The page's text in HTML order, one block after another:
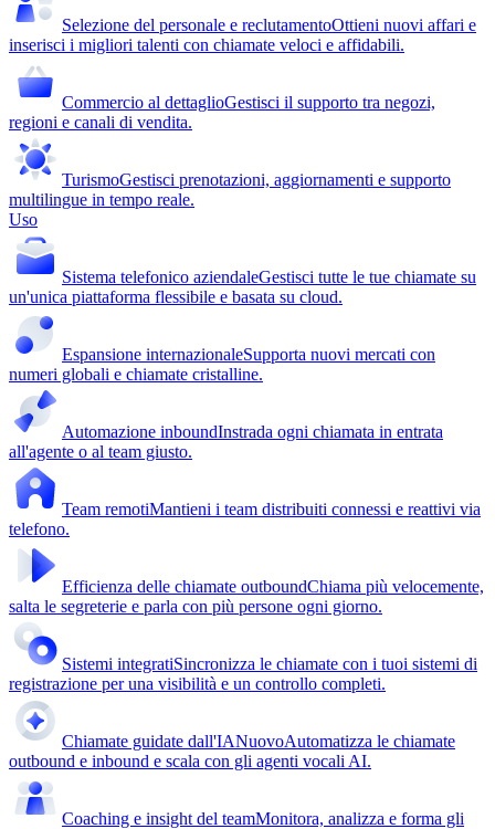
Selezione del personale e reclutamentoOttieni nuovi affari e
inserisci i migliori talenti con chiamate veloci e affidabili.
Commercio al dettaglioGestisci il supporto tra negozi,
regioni e canali di vendita.
TurismoGestisci prenotazioni, aggiornamenti e supporto
multilingue in tempo reale.
Uso
Sistema telefonico aziendaleGestisci tutte le tue chiamate su
un'unica piattaforma flessibile e basata su cloud.
Espansione internazionaleSupporta nuovi mercati con
numeri globali e chiamate cristalline.
Automazione inboundInstrada ogni chiamata in entrata
all'agente o al team giusto.
Team remotiMantieni i team distribuiti connessi e reattivi via
telefono.
Efficienza delle chiamate outboundChiama più velocemente,
salta le segreterie e parla con più persone ogni giorno.
Sistemi integratiSincronizza le chiamate con i tuoi sistemi di
registrazione per una visibilità e un controllo completi.
Chiamate guidate dall'IANuovoAutomatizza le chiamate
outbound e inbound e scala con gli agenti vocali AI.
Coaching e insight del teamMonitora, analizza e forma gli